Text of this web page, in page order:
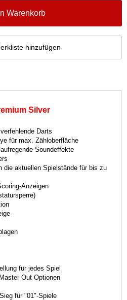
Warenkorb
hinzufügen
Silver
Darts
für max. Zähloberfläche
Soundeffekte
die aktuellen Spielstände für bis zu
Anzeigen
für jedes Spiel
Out Optionen
für "01"-Spiele